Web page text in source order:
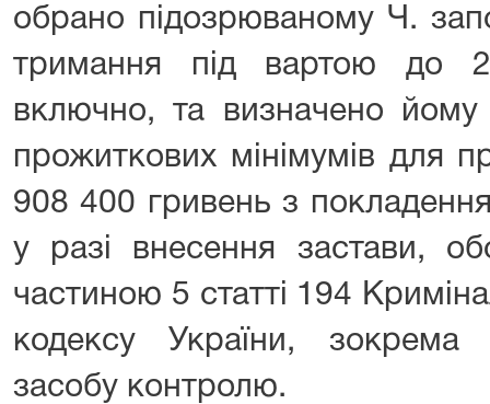
обрано підозрюваному Ч.
тримання під вартою до
включно, та визначено йому
прожиткових мінімумів для
908 400 гривень з
у разі внесення застави,
частиною 5 статті 194
кодексу України, зокрема
засобу контролю.